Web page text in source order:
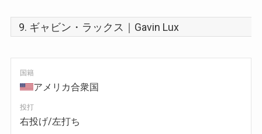
国籍
アメリカ合衆国
投打
右投げ/左打ち